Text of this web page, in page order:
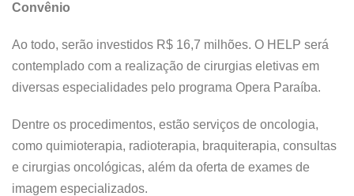
Convênio
Ao todo, serão investidos R$ 16,7 milhões. O HELP será
contemplado com a realização de cirurgias eletivas em
diversas especialidades pelo programa Opera Paraíba.
Dentre os procedimentos, estão serviços de oncologia,
como quimioterapia, radioterapia, braquiterapia, consultas
e cirurgias oncológicas, além da oferta de exames de
imagem especializados.